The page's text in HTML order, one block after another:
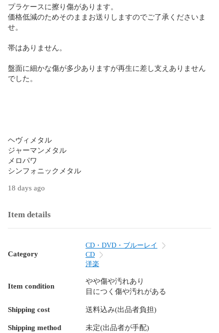
プラケースに擦り傷があります。
価格低減のためそのままお送りしますのでご了承くださいま
せ。
帯はありません。
盤面に細かな傷が多少ありますが再生に差し支えありません
でした。
ヘヴィメタル
ジャーマンメタル
メロパワ
18 days ago
Item details
Category
CD・DVD・ブルーレイ
CD
洋楽
Item condition
やや傷や汚れあり
目につく傷や汚れがある
Shipping cost 送料込み(出品者負担)
Shipping method 未定(出品者が手配)